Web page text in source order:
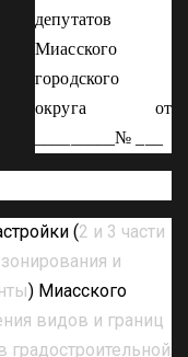
депутатов
Миасского
городского
округа от
_________№ ___
(2 и 3 части
и
) Миасского
видов и границ
градостроительной